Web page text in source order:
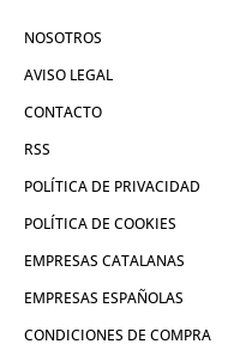
NOSOTROS
AVISO LEGAL
CONTACTO
RSS
POLÍTICA DE PRIVACIDAD
POLÍTICA DE COOKIES
EMPRESAS CATALANAS
EMPRESAS ESPAÑOLAS
CONDICIONES DE COMPRA